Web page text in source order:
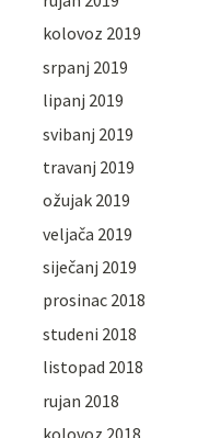
kolovoz 2019
srpanj 2019
lipanj 2019
svibanj 2019
travanj 2019
ožujak 2019
veljača 2019
siječanj 2019
prosinac 2018
studeni 2018
listopad 2018
rujan 2018